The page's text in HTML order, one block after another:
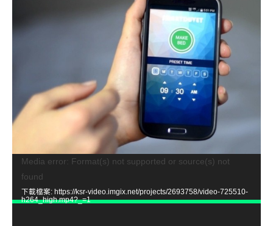
視
訊
播
Media error: Format(s) not supported or source(s) not
found
下載檔案: https://ksr-video.imgix.net/projects/2693758/video-725510-
h264_high.mp4?_=1